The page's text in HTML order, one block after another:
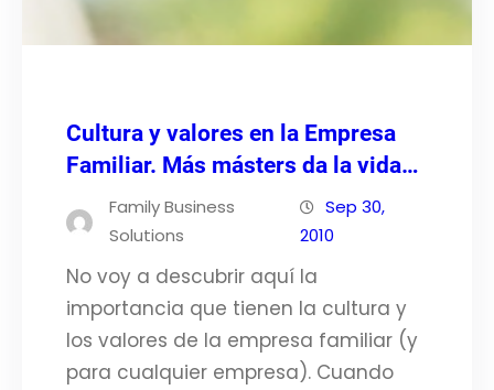
Cultura y valores en la Empresa
Familiar. Más másters da la vida…
Family Business
Solutions
Sep 30,
2010
No voy a descubrir aquí la
importancia que tienen la cultura y
los valores de la empresa familiar (y
para cualquier empresa). Cuando